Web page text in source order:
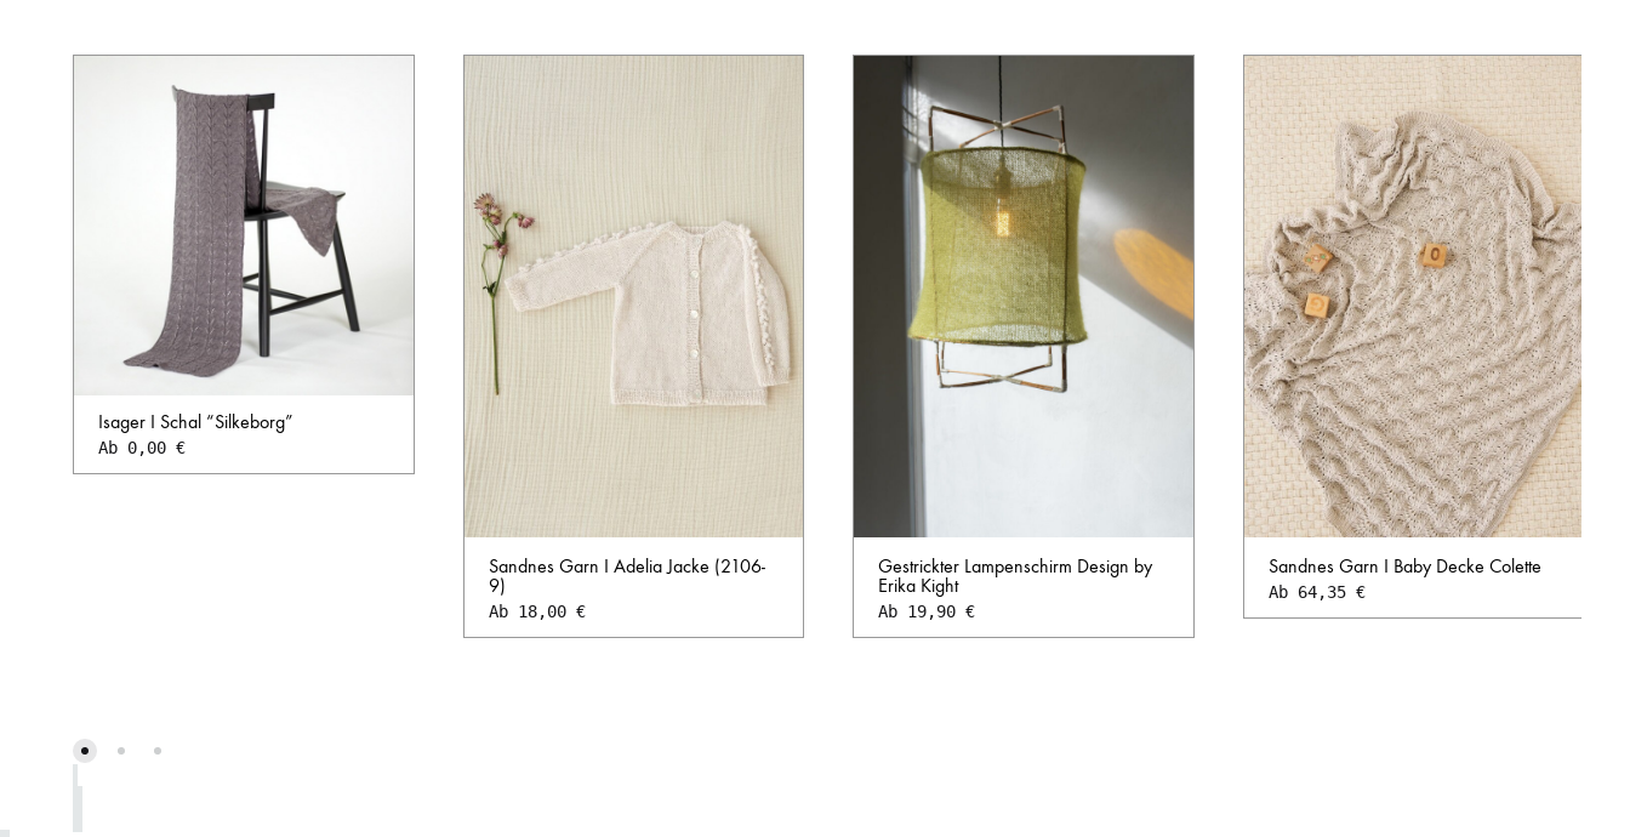
Isager I Schal “Silkeborg”
Ab 0,00 €
WUNSCHLISTE
Sandnes Garn I Adelia Jacke (2106-
9)
Ab 18,00 €
Gestrickter Lampenschirm Design by
Erika Kight
Ab 19,90€
Sandnes Garn I Baby Decke Colette
Ab 64,35 €